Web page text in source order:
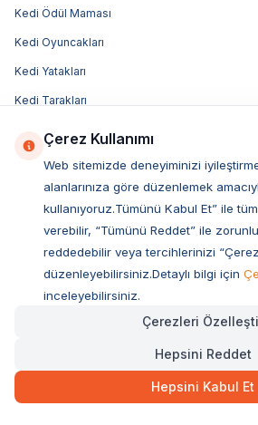
Kedi Ödül Maması
Kedi Oyuncakları
Kedi Yatakları
Kedi Tarakları
Decent Kedi Maması
Felicia Kedi Maması
Advance Kedi Maması
Obivan Kedi Maması
Çerez Kullanımı
Web sitemizde deneyiminizi
alanlarınıza göre düzenlemek
kullanıyoruz.Tümünü Kabul Et” ile
verebilir, “Tümünü Reddet” ile
reddedebilir veya tercihlerinizi
düzenleyebilirsiniz.Detaylı bilgi için
inceleyebilirsiniz.
Çerezleri
Hepsini Reddet
Hepsini Kabul Et